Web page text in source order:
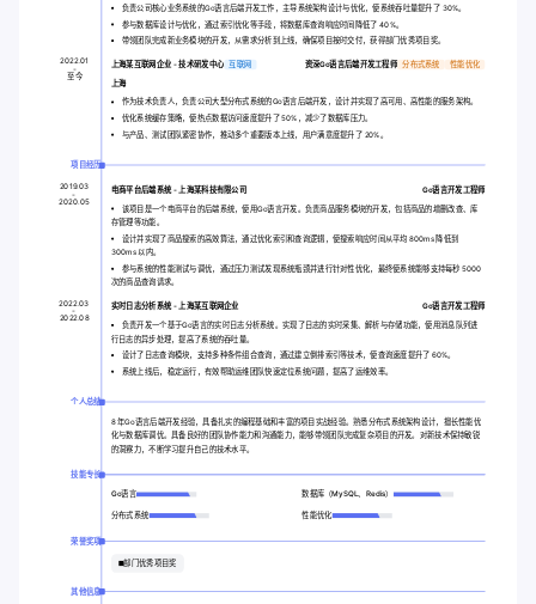
负责公司核心业务系统的Go语言后端开发工作，主导系统架构设计与优化，使系统吞吐量提升了 30%。
参与数据库设计与优化，通过索引优化等手段，将数据库查询响应时间降低了 40%。
带领团队完成新业务模块的开发，从需求分析到上线，确保项目按时交付，获得部门优秀项目奖。
2022.01
-
至今
上海某互联网企业 - 技术研发中心 互联网 资深Go语言后端开发工程师 分布式系统 性能优化
上海
作为技术负责人，负责公司大型分布式系统的Go语言后端开发，设计并实现了高可用、高性能的服务架构。
优化系统缓存策略，使热点数据访问速度提升了 50%，减少了数据库压力。
与产品、测试团队紧密协作，推动多个重要版本上线，用户满意度提升了 20%。
项目经历
2019.03
-
2020.05
电商平台后端系统 - 上海某科技有限公司 Go语言开发工程师
该项目是一个电商平台的后端系统，使用Go语言开发。负责商品服务模块的开发，包括商品的增删改查、库
存管理等功能。
设计并实现了商品搜索的高效算法，通过优化索引和查询逻辑，使搜索响应时间从平均 800ms 降低到
300ms 以内。
参与系统的性能测试与调优，通过压力测试发现系统瓶颈并进行针对性优化，最终使系统能够支持每秒 5000
次的商品查询请求。
2022.03
-
2022.08
实时日志分析系统- 上海某互联网企业
Go语言开发工程师
负责开发一个基于Go语言的实时日志分析系统。实现了日志的实时采集、解析与存储功能，使用消息队列进
行日志的异步处理，提高了系统的吞吐量。
设计了日志查询模块，支持多种条件组合查询，通过建立倒排索引等技术，使查询速度提升了 60%。
系统上线后，稳定运行，有效帮助运维团队快速定位系统问题，提高了运维效率。
个人总结
8 年Go语言后端开发经验，具备扎实的编程基础和丰富的项目实战经验。熟悉分布式系统架构设计，擅长性能优
化与数据库调优。具备良好的团队协作能力和沟通能力，能够带领团队完成复杂项目的开发。对新技术保持敏锐
的洞察力，不断学习提升自己的技术水平。
技能专长
Go语言 数据库（MySQL、Redis）
分布式系统 性能优化
荣誉奖项
部门优秀项目奖
其他信息